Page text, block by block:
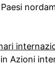
Azioni